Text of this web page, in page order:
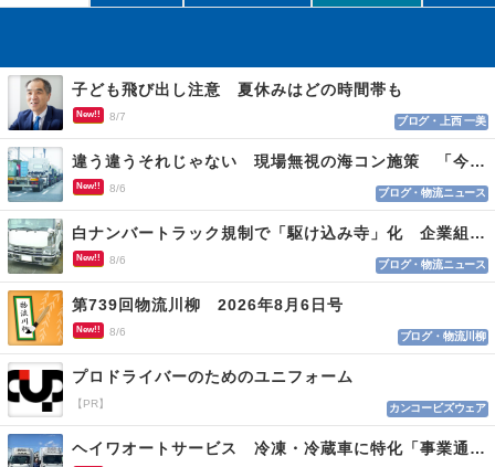
子ども飛び出し注意 夏休みはどの時間帯も
New!! 8/7 ブログ・上西 一美
違う違うそれじゃない 現場無視の海コン施策 「今でも平均２～３時間は待つ」
New!! 8/6 ブログ・物流ニュース
白ナンバートラック規制で「駆け込み寺」化 企業組合が入会基準を見直しへ
New!! 8/6 ブログ・物流ニュース
第739回物流川柳 2026年8月6日号
New!! 8/6 ブログ・物流川柳
プロドライバーのためのユニフォーム
【PR】 カンコービズウェア
ヘイワオートサービス 冷凍・冷蔵車に特化「事業通じ貢献目指す」